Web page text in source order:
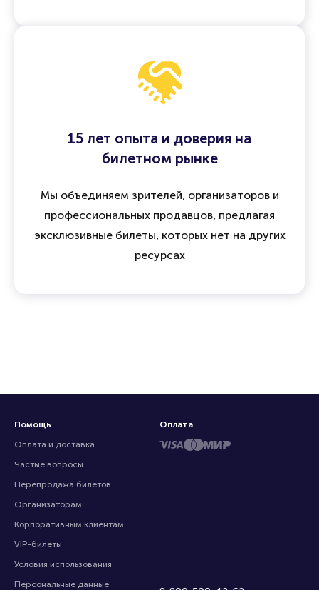
15 лет опыта и доверия на
билетном рынке
Мы объединяем зрителей, организаторов и
профессиональных продавцов, предлагая
эксклюзивные билеты, которых нет на других
ресурсах
Помощь
Оплата и доставка
Частые вопросы
Перепродажа билетов
Организаторам
Корпоративным клиентам
VIP-билеты
Условия использования
Персональные данные
Оплата